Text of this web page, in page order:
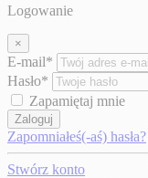
Logowanie
×
E-mail*
Hasło*
Zapamiętaj mnie
Zaloguj
Zapomniałeś(-aś) hasła?
Stwórz konto